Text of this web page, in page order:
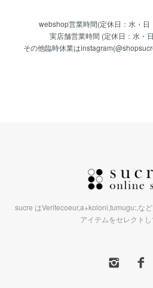
webshop営業時間(定休日：水・
実店舗営業時間 (定休日：水
その他臨時休業は
sucre はVeritecoeur,a+koloni,tumugu:,な
アイテムをセレクトし